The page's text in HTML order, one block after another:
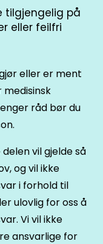
tilgjengelig på
eller feilfri
eller er ment
medisinsk
råd bør du
vil gjelde så
og vil ikke
i forhold til
ulovlig for oss å
Vi vil ikke
ansvarlige for